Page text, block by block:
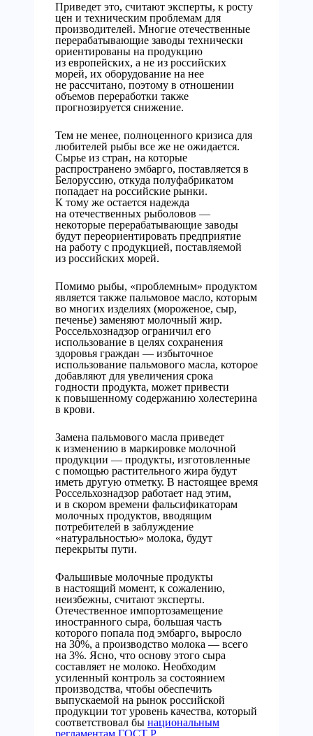
Приведет это, считают эксперты, к росту
цен и техническим проблемам для
производителей. Многие отечественные
перерабатывающие заводы технически
ориентированы на продукцию
из европейских, а не из российских
морей, их оборудование на нее
не рассчитано, поэтому в отношении
объемов переработки также
прогнозируется снижение.
Тем не менее, полноценного кризиса для
любителей рыбы все же не ожидается.
Сырье из стран, на которые
распространено эмбарго, поставляется в
Белоруссию, откуда полуфабрикатом
попадает на российские рынки.
К тому же остается надежда
на отечественных рыболовов —
некоторые перерабатывающие заводы
будут переориентировать предприятие
на работу с продукцией, поставляемой
из российских морей.
Помимо рыбы, «проблемным» продуктом
является также пальмовое масло, которым
во многих изделиях (мороженое, сыр,
печенье) заменяют молочный жир.
Россельхознадзор ограничил его
использование в целях сохранения
здоровья граждан — избыточное
использование пальмового масла, которое
добавляют для увеличения срока
годности продукта, может привести
к повышенному содержанию холестерина
в крови.
Замена пальмового масла приведет
к изменению в маркировке молочной
продукции — продукты, изготовленные
с помощью растительного жира будут
иметь другую отметку. В настоящее время
Россельхознадзор работает над этим,
и в скором времени фальсификаторам
молочных продуктов, вводящим
потребителей в заблуждение
«натуральностью» молока, будут
перекрыты пути.
Фальшивые молочные продукты
в настоящий момент, к сожалению,
неизбежны, считают эксперты.
Отечественное импортозамещение
иностранного сыра, большая часть
которого попала под эмбарго, выросло
на 30%, а производство молока — всего
на 3%. Ясно, что основу этого сыра
составляет не молоко. Необходим
усиленный контроль за состоянием
производства, чтобы обеспечить
выпускаемой на рынок российской
продукции тот уровень качества, который
соответствовал бы национальным
регламентам ГОСТ Р.